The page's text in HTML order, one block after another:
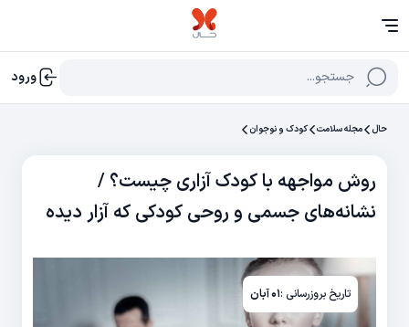
جستجو... ورود
حال مجله سلامت کودک و نوجوان
روش مواجهه با کودک آزاری چیست؟ /
نشانه‌های جسمی و روحی کودکی که آزار دیده
تاریخ بروزرسانی :۰۱ آبان